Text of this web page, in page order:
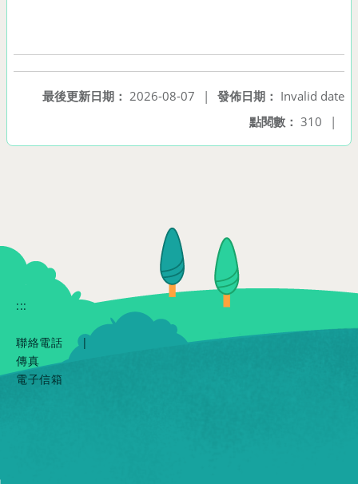
發佈日期： Invalid date
最後更新日期： 2026-08-07
|
點閱數： 310 |
:::
聯絡電話
|
傳真
電子信箱